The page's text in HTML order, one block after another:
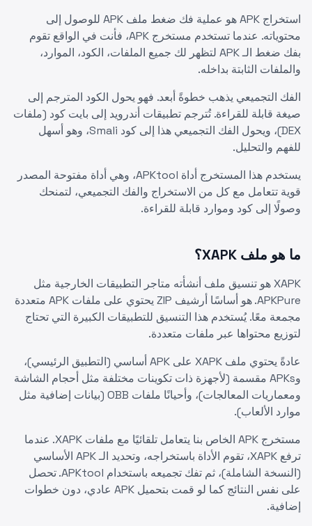
استخراج APK هو عملية فك ضغط ملف APK للوصول إلى
محتوياته. عندما تستخدم مستخرج APK، فأنت في الواقع تقوم
بفك ضغط الـ APK لتظهر لك جميع الملفات، الكود، الموارد،
والملفات الثابتة بداخله.
الفك التجميعي يذهب خطوةً أبعد. فهو يحول الكود المترجم إلى
صيغة قابلة للقراءة. تُترجم تطبيقات أندرويد إلى بايت كود (ملفات
DEX)، ويحول الفك التجميعي هذا إلى كود Smali، وهو أسهل
للفهم والتحليل.
يستخدم هذا المستخرج أداة APKtool، وهي أداة مفتوحة المصدر
قوية تتعامل مع كل من الاستخراج والفك التجميعي، لتمنحك
وصولًا إلى كود وموارد قابلة للقراءة.
ما هو ملف XAPK؟
XAPK هو تنسيق ملف أنشأته متاجر التطبيقات الخارجية مثل
APKPure. هو أساسًا أرشيف ZIP يحتوي على ملفات APK متعددة
مجمعة معًا. يُستخدم هذا التنسيق للتطبيقات الكبيرة التي تحتاج
لتوزيع محتواها عبر ملفات متعددة.
عادةً يحتوي ملف XAPK على APK أساسي (التطبيق الرئيسي)،
وAPKs مقسمة (لأجهزة ذات تكوينات مختلفة مثل أحجام الشاشة
ومعماريات المعالجات)، وأحيانًا ملفات OBB (بيانات إضافية مثل
موارد الألعاب).
مستخرج APK الخاص بنا يتعامل تلقائيًا مع ملفات XAPK. عندما
ترفع XAPK، تقوم الأداة باستخراجه، وتحديد الـ APK الأساسي
(النسخة الشاملة)، ثم تفك تجميعه باستخدام APKtool. تحصل
على نفس النتائج كما لو قمت بتحميل APK عادي، دون خطوات
إضافية.